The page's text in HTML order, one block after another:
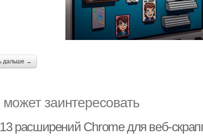
дальше →
заинтересовать
расширений Chrome для веб-